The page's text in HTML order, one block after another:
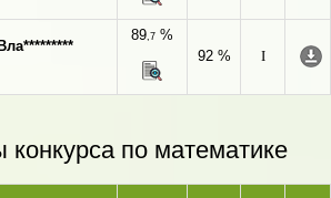
89,7 %
92 %
I
конкурса по математике